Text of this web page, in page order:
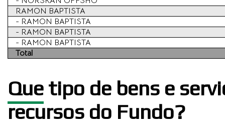
RAMON BAPTISTA
- RAMON BAPTISTA
- RAMON BAPTISTA
- RAMON BAPTISTA
Total
Que tipo de bens e
recursos do Fundo?